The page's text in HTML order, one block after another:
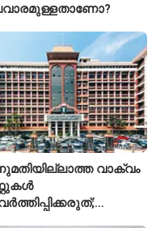
വാക്വം